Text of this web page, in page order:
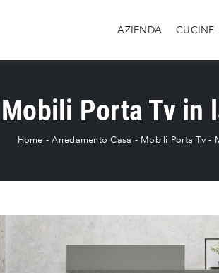
AZIENDA CUCINE
Mobili Porta Tv in
Home -Arredamento Casa - Mobili Porta Tv-